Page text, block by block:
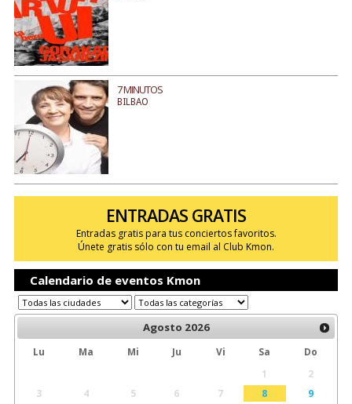
7 MINUTOS
BILBAO
ENTRADAS GRATIS
Entradas gratis para tus conciertos favoritos.
Únete gratis sólo con tu email al Club Kmon.
Calendario de eventos Kmon
Agosto 2026
Lu Ma Mi Ju Vi Sa
Do
1
2
3
4 5 6 7 8
9